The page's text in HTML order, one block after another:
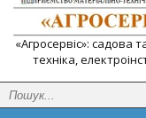
«Агросервіс»: садова
техніка,